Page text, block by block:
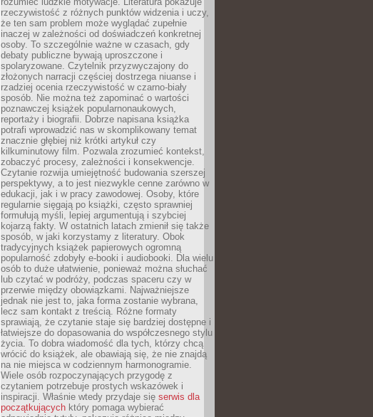
rzeczywistość z różnych punktów widzenia i uczy,
że ten sam problem może wyglądać zupełnie
inaczej w zależności od doświadczeń konkretnej
osoby. To szczególnie ważne w czasach, gdy
debaty publiczne bywają uproszczone i
spolaryzowane. Czytelnik przyzwyczajony do
złożonych narracji częściej dostrzega niuanse i
rzadziej ocenia rzeczywistość w czarno-biały
sposób. Nie można też zapominać o wartości
poznawczej książek popularnonaukowych,
reportaży i biografii. Dobrze napisana książka
potrafi wprowadzić nas w skomplikowany temat
znacznie głębiej niż krótki artykuł czy
kilkuminutowy film. Pozwala zrozumieć kontekst,
zobaczyć procesy, zależności i konsekwencje.
Czytanie rozwija umiejętność budowania szerszej
perspektywy, a to jest niezwykle cenne zarówno w
edukacji, jak i w pracy zawodowej. Osoby, które
regularnie sięgają po książki, często sprawniej
formułują myśli, lepiej argumentują i szybciej
kojarzą fakty. W ostatnich latach zmienił się także
sposób, w jaki korzystamy z literatury. Obok
tradycyjnych książek papierowych ogromną
popularność zdobyły e-booki i audiobooki. Dla wielu
osób to duże ułatwienie, ponieważ można słuchać
lub czytać w podróży, podczas spaceru czy w
przerwie między obowiązkami. Najważniejsze
jednak nie jest to, jaka forma zostanie wybrana,
lecz sam kontakt z treścią. Różne formaty
sprawiają, że czytanie staje się bardziej dostępne i
łatwiejsze do dopasowania do współczesnego stylu
życia. To dobra wiadomość dla tych, którzy chcą
wrócić do książek, ale obawiają się, że nie znajdą
na nie miejsca w codziennym harmonogramie.
Wiele osób rozpoczynających przygodę z
czytaniem potrzebuje prostych wskazówek i
inspiracji. Właśnie wtedy przydaje się serwis dla
początkujących który pomaga wybierać